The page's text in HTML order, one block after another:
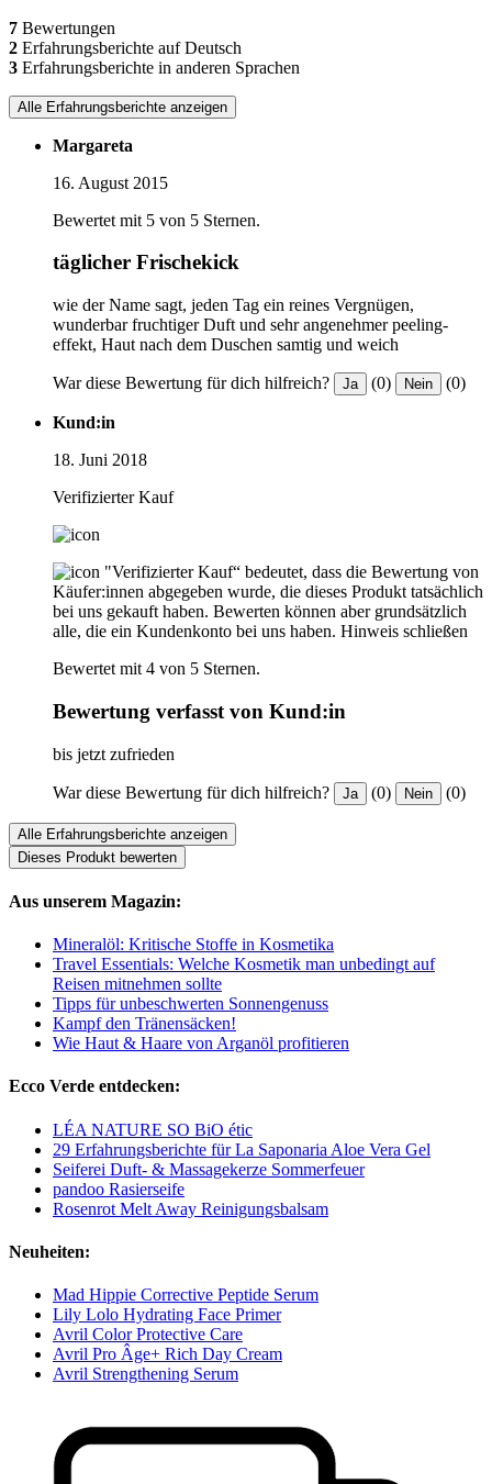
7 Bewertungen
2 Erfahrungsberichte auf Deutsch
3 Erfahrungsberichte in anderen Sprachen
Alle Erfahrungsberichte anzeigen
Margareta
16. August 2015
Bewertet mit 5 von 5 Sternen.
täglicher Frischekick
wie der Name sagt, jeden Tag ein reines Vergnügen,
wunderbar fruchtiger Duft und sehr angenehmer peeling-
effekt, Haut nach dem Duschen samtig und weich
War diese Bewertung für dich hilfreich? Ja (0) Nein (0)
Kund:in
18. Juni 2018
Verifizierter Kauf
"Verifizierter Kauf“ bedeutet, dass die Bewertung von
Käufer:innen abgegeben wurde, die dieses Produkt tatsächlich
bei uns gekauft haben. Bewerten können aber grundsätzlich
alle, die ein Kundenkonto bei uns haben. Hinweis schließen
Bewertet mit 4 von 5 Sternen.
Bewertung verfasst von Kund:in
bis jetzt zufrieden
War diese Bewertung für dich hilfreich? Ja (0) Nein (0)
Alle Erfahrungsberichte anzeigen
Dieses Produkt bewerten
Aus unserem Magazin:
Mineralöl: Kritische Stoffe in Kosmetika
Travel Essentials: Welche Kosmetik man unbedingt auf
Reisen mitnehmen sollte
Tipps für unbeschwerten Sonnengenuss
Kampf den Tränensäcken!
Wie Haut & Haare von Arganöl profitieren
Ecco Verde entdecken:
LÉA NATURE SO BiO étic
29 Erfahrungsberichte für La Saponaria Aloe Vera Gel
Seiferei Duft- & Massagekerze Sommerfeuer
pandoo Rasierseife
Rosenrot Melt Away Reinigungsbalsam
Neuheiten:
Mad Hippie Corrective Peptide Serum
Lily Lolo Hydrating Face Primer
Avril Color Protective Care
Avril Pro Âge+ Rich Day Cream
Avril Strengthening Serum